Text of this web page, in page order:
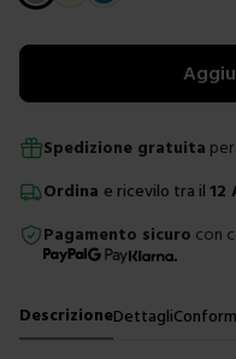
Spedizione gratuita
Ordina e ricevilo tra il 12
Pagamento sicuro con
DescrizioneDettagli